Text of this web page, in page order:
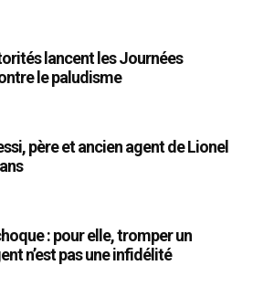
lancent les Journées
le paludisme
père et ancien agent de Lionel
: pour elle, tromper un
n’est pas une infidélité